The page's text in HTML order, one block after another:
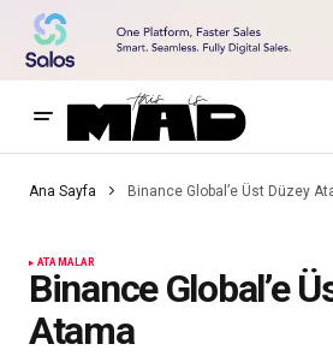
Ana Sayfa Binance Global’e Üst Düzey
ATAMALAR
Binance Global’e
Atama